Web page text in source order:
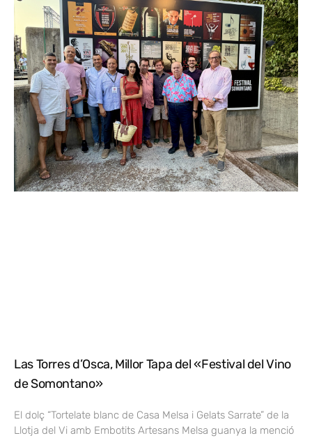
Las Torres d’Osca, Millor Tapa del «Festival del Vino
de Somontano»
El dolç “Tortelate blanc de Casa Melsa i Gelats Sarrate” de la
Llotja del Vi amb Embotits Artesans Melsa guanya la menció